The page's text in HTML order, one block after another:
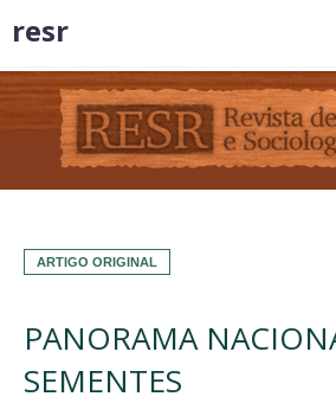
ARTIGO ORIGINAL
PANORAMA
SEMENTES
resr